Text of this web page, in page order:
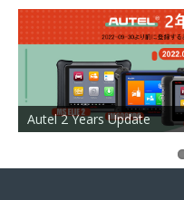
Autel 2 Years Update